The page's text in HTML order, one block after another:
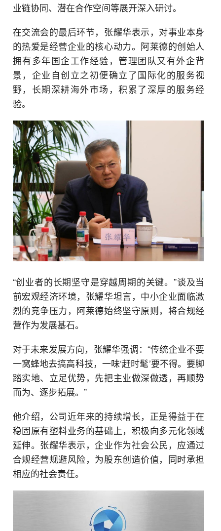
业链协同、潜在合作空间等展开深入研讨。
在交流会的最后环节，张耀华表示，对事业本身
的热爱是经营企业的核心动力。阿莱德的创始人
拥有多年国企工作经验，管理团队又有外企背
景，企业自创立之初便确立了国际化的服务视
野，长期深耕海外市场，积累了深厚的服务经
验。
“创业者的长期坚守是穿越周期的关键。”谈及当
前宏观经济环境，张耀华坦言，中小企业面临激
烈的竞争压力，阿莱德始终坚守原则，将合规经
营作为发展基石。
对于未来发展方向，张耀华强调：“传统企业不要
一窝蜂地去搞高科技，一味‘赶时髦’要不得。要脚
踏实地、立足优势，先把主业做深做透，再顺势
而为、逐步拓展。”
他介绍，公司近年来的持续增长，正是得益于在
稳固原有塑料业务的基础上，积极向多元化领域
延伸。张耀华表示，企业作为社会公民，应通过
合规经营规避风险，为股东创造价值，同时承担
相应的社会责任。